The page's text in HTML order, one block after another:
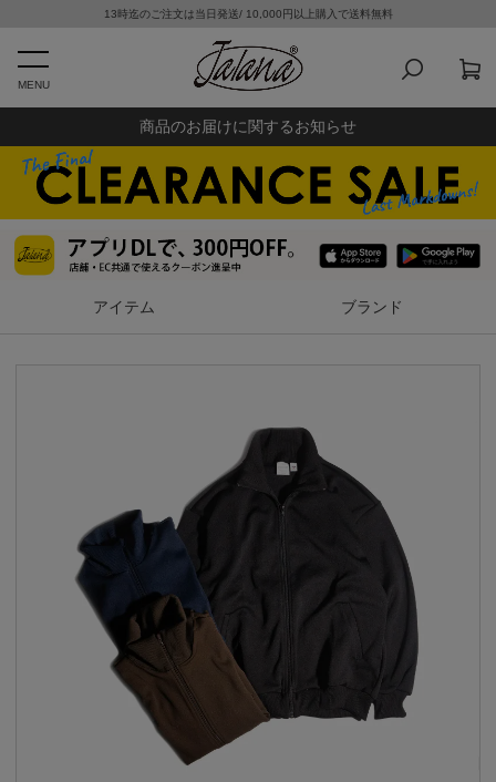
13時迄のご注文は当日発送/ 10,000円以上購入で送料無料
MENU
商品のお届けに関するお知らせ
アイテム ブランド